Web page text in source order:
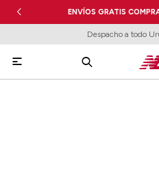
ENVÍOS GRATIS
Despacho a todo
